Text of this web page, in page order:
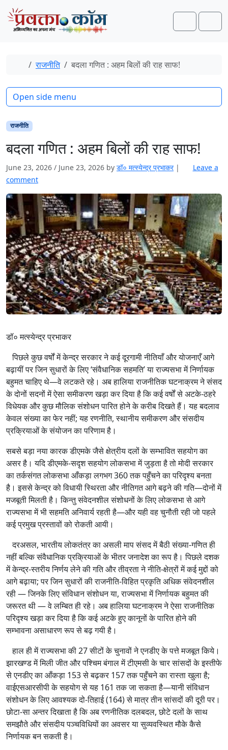
Skip to content
Skip to footer
Search
Home
राजनीति बदला गणित : अहम बिलों की राह साफ!
राजनीति
बदला गणित : अहम बिलों की राह साफ!
June 23, 2026 / June 23, 2026 by डॉ० मत्स्येन्द्र प्रभाकर |
Leave a
comment
डॉ० मत्स्येन्द्र प्रभाकर
पिछले कुछ वर्षों में केन्द्र सरकार ने कई दूरगामी नीतियाँ और योजनाएँ आगे
बढ़ायीं पर जिन सुधारों के लिए ‘संवैधानिक सहमति’ या राज्यसभा में निर्णायक
बहुमत चाहिए थे—वे लटकते रहे। अब हालिया राजनीतिक घटनाक्रम ने संसद
के दोनों सदनों में ऐसा समीकरण खड़ा कर दिया है कि कई वर्षों से अटके‑ठहरे
विधेयक और कुछ मौलिक संशोधन पारित होने के करीब दिखते हैं। यह बदलाव
केवल संख्या का फेर नहीं; यह रणनीति, स्थानीय समीकरण और संसदीय
प्रक्रियाओं के संयोजन का परिणाम है।
सबसे बड़ा नया कारक डीएमके जैसे क्षेत्रीय दलों के सम्भावित सहयोग का
असर है। यदि डीएमके‑सदृश सहयोग लोकसभा में जुड़ता है तो मोदी सरकार
का तर्कसंगत लोकसभा आँकड़ा लगभग 360 तक पहुँचने का परिदृश्य बनता
है। इससे केन्द्र को विधायी स्थिरता और नीतिगत आगे बढ़ने की गति—दोनों में
मजबूती मिलती है। किन्तु संवेदनशील संशोधनों के लिए लोकसभा से आगे
राज्यसभा में भी सहमति अनिवार्य रहती है—और यही वह चुनौती रही जो पहले
कई प्रमुख प्रस्तावों को रोकती आयी।
दरअसल, भारतीय लोकतंत्र का असली माप संसद में बैठी संख्या‑गणित ही
नहीं बल्कि संवैधानिक प्रक्रियाओं के भीतर जनादेश का रूप है। पिछले दशक
में केन्द्र‑स्तरीय निर्णय लेने की गति और तीव्रता ने नीति‑क्षेत्रों में कई मुद्दों को
आगे बढ़ाया; पर जिन सुधारों की राजनीति‑विहित प्रकृति अधिक संवेदनशील
रही — जिनके लिए संविधान संशोधन या, राज्यसभा में निर्णायक बहुमत की
जरूरत थी — वे लम्बित ही रहे। अब हालिया घटनाक्रम ने ऐसा राजनीतिक
परिदृश्य खड़ा कर दिया है कि कई अटके हुए कानूनों के पारित होने की
सम्भावना असाधारण रूप से बढ़ गयी है।
हाल ही में राज्यसभा की 27 सीटों के चुनावों ने एनडीए के पत्ते मजबूत किये।
झारखण्ड में मिली जीत और पश्चिम बंगाल में टीएमसी के चार सांसदों के इस्तीफे
से एनडीए का आँकड़ा 153 से बढ़कर 157 तक पहुँचने का रास्ता खुला है;
वाईएसआरसीपी के सहयोग से यह 161 तक जा सकता है—यानी संविधान
संशोधन के लिए आवश्यक दो‑तिहाई (164) से मात्र तीन सांसदों की दूरी पर।
छोटा‑सा अन्तर दिखाता है कि अब रणनीतिक दलबदल, छोटे दलों के साथ
समझौते और संसदीय पञ्चविधियों का अवसर या सुव्यवस्थित मौके कैसे
निर्णायक बन सकती है।
Open side menu